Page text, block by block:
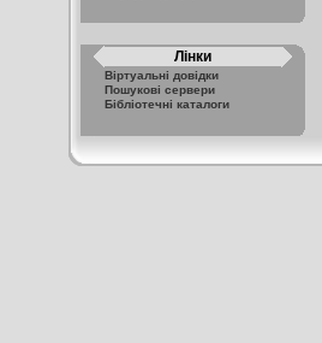
Лінки
Віртуальні довідки
Пошукові сервери
Бібліотечні каталоги